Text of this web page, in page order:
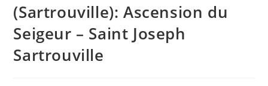
(Sartrouville): Ascension du
Seigeur – Saint Joseph
Sartrouville